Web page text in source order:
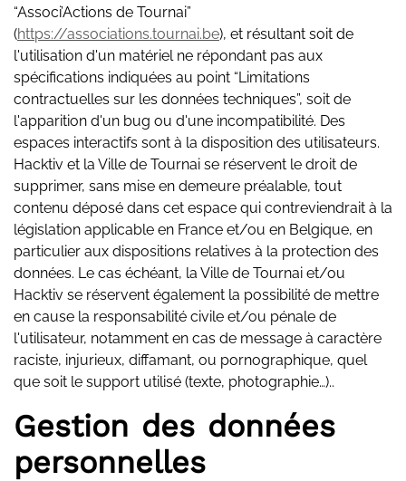
“Associ’Actions de Tournai”
(https://associations.tournai.be), et résultant soit de
l'utilisation d'un matériel ne répondant pas aux
spécifications indiquées au point “Limitations
contractuelles sur les données techniques”, soit de
l'apparition d'un bug ou d'une incompatibilité. Des
espaces interactifs sont à la disposition des utilisateurs.
Hacktiv et la Ville de Tournai se réservent le droit de
supprimer, sans mise en demeure préalable, tout
contenu déposé dans cet espace qui contreviendrait à la
législation applicable en France et/ou en Belgique, en
particulier aux dispositions relatives à la protection des
données. Le cas échéant, la Ville de Tournai et/ou
Hacktiv se réservent également la possibilité de mettre
en cause la responsabilité civile et/ou pénale de
l'utilisateur, notamment en cas de message à caractère
raciste, injurieux, diffamant, ou pornographique, quel
que soit le support utilisé (texte, photographie…)..
Gestion des données
personnelles